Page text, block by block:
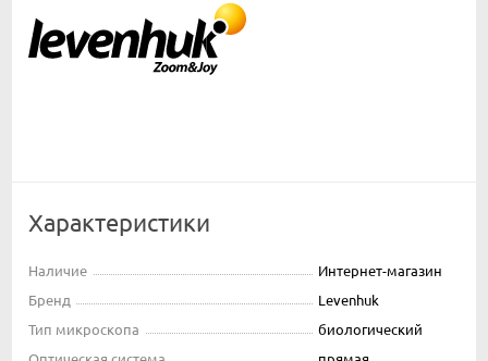
Характеристики
Наличие
Интернет-магазин
Бренд
Levenhuk
Тип микроскопа
биологический